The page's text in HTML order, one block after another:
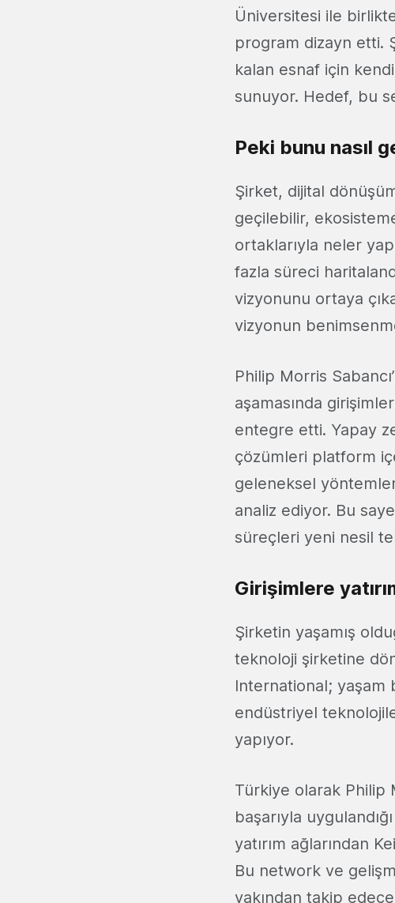
Üniversitesi ile
program dizayn etti.
kalan esnaf için
sunuyor. Hedef, bu
Peki bunu nasıl
Şirket, dijital
geçilebilir,
ortaklarıyla neler
fazla süreci
vizyonunu ortaya
vizyonun
Philip Morris
aşamasında
entegre etti. Yapay
çözümleri platform
geleneksel
analiz ediyor. Bu
süreçleri yeni nesil
Girişimlere
Şirketin yaşamış
teknoloji şirketine
International;
endüstriyel
yapıyor.
Türkiye olarak Philip
başarıyla
yatırım ağlarından
Bu network ve
yakından takip